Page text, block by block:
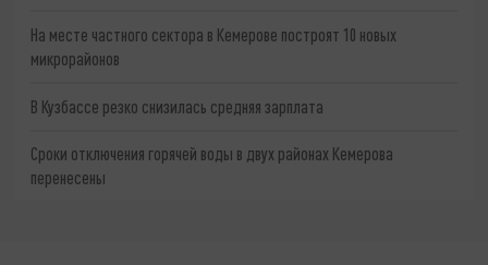
На месте частного сектора в Кемерове построят 10 новых
микрорайонов
В Кузбассе резко снизилась средняя зарплата
Сроки отключения горячей воды в двух районах Кемерова
перенесены